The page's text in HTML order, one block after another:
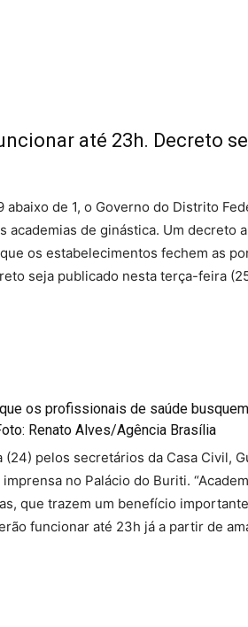
até 23h. Decreto
de 1, o Governo do Distrito
academias de ginástica. Um decreto
os estabelecimentos fechem as
seja publicado nesta terça-feira
os profissionais de saúde
Renato Alves/Agência Brasília
pelos secretários da Casa Civil,
no Palácio do Buriti.
que trazem um benefício
funcionar até 23h já a partir de